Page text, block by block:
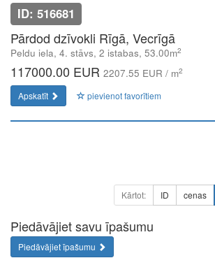
ID: 516681
Pārdod dzīvokli Rīgā, Vecrīgā
Peldu iela, 4. stāvs, 2 istabas, 53.00m2
117000.00 EUR 2207.55 EUR / m2
Apskatīt pievienot favorītiem
Kārtot: ID cenas
Piedāvājiet savu īpašumu
Piedāvājiet īpašumu